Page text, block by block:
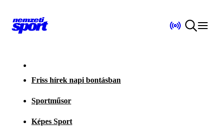
Friss hírek napi bontásban
Sportműsor
Képes Sport